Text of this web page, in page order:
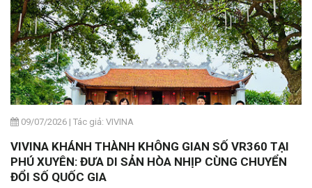
09/07/2026 | Tác giả: VIVINA
VIVINA KHÁNH THÀNH KHÔNG GIAN SỐ VR360 TẠI
PHÚ XUYÊN: ĐƯA DI SẢN HÒA NHỊP CÙNG CHUYỂN
ĐỔI SỐ QUỐC GIA